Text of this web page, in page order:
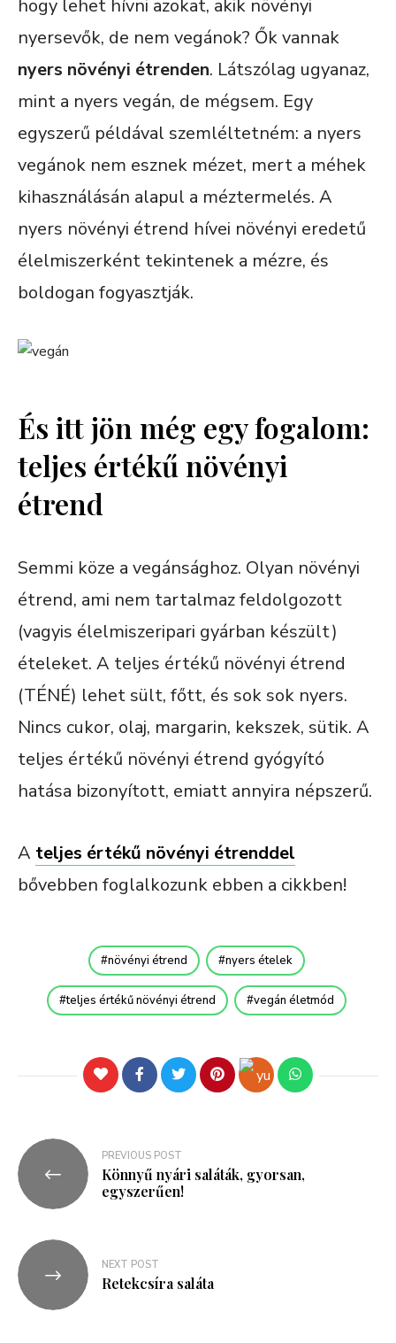
hogy lehet hívni azokat, akik növényi
nyersevők, de nem vegánok? Ők vannak
nyers növényi étrenden. Látszólag ugyanaz,
mint a nyers vegán, de mégsem. Egy
egyszerű példával szemléltetném: a nyers
vegánok nem esznek mézet, mert a méhek
kihasználásán alapul a méztermelés. A
nyers növényi étrend hívei növényi eredetű
élelmiszerként tekintenek a mézre, és
boldogan fogyasztják.
És itt jön még egy fogalom:
teljes értékű növényi
étrend
Semmi köze a vegánsághoz. Olyan növényi
étrend, ami nem tartalmaz feldolgozott
(vagyis élelmiszeripari gyárban készült)
ételeket. A teljes értékű növényi étrend
(TÉNÉ) lehet sült, főtt, és sok sok nyers.
Nincs cukor, olaj, margarin, kekszek, sütik. A
teljes értékű növényi étrend gyógyító
hatása bizonyított, emiatt annyira népszerű.
A teljes értékű növényi étrenddel
bővebben foglalkozunk ebben a cikkben!
növényi étrend nyers ételek
teljes értékű növényi étrend vegán életmód
PREVIOUS POST
Könnyű nyári saláták, gyorsan,
egyszerűen!
NEXT POST
Retekcsíra saláta